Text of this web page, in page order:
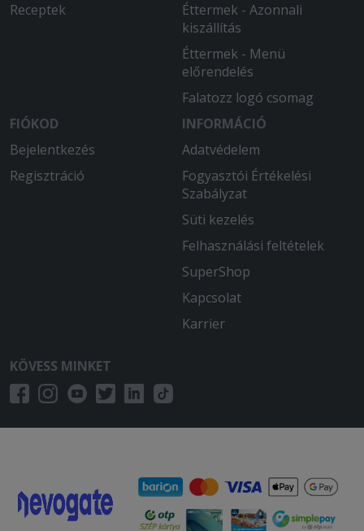
Receptek
Éttermek - Azonnali
kiszállítás
Éttermek - Menü
előrendelés
Falatozz logó csomag
FIÓKOD
Bejelentkezés
Regisztráció
INFORMÁCIÓ
Adatvédelem
Fogyasztói Értékelési
Szabályzat
Süti kezelés
Felhasználási feltételek
SuperShop
Kapcsolat
Karrier
KÖVESS MINKET